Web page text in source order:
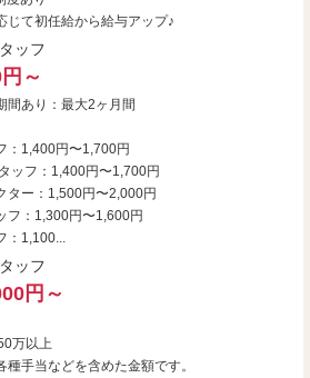
て初任給から給与アップ♪
ッフ
～
間あり：最大2ヶ月間
：1,400円〜1,700円
ッフ：1,400円〜1,700円
ター：1,500円〜2,000円
フ：1,300円〜1,600円
：1,100...
ッフ
円～
万以上
手当などを含めた金額です。